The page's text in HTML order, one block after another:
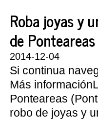
Roba joyas y
de Ponteareas
2014-12-04
Si continua
Más
Ponteareas
robo de joyas y